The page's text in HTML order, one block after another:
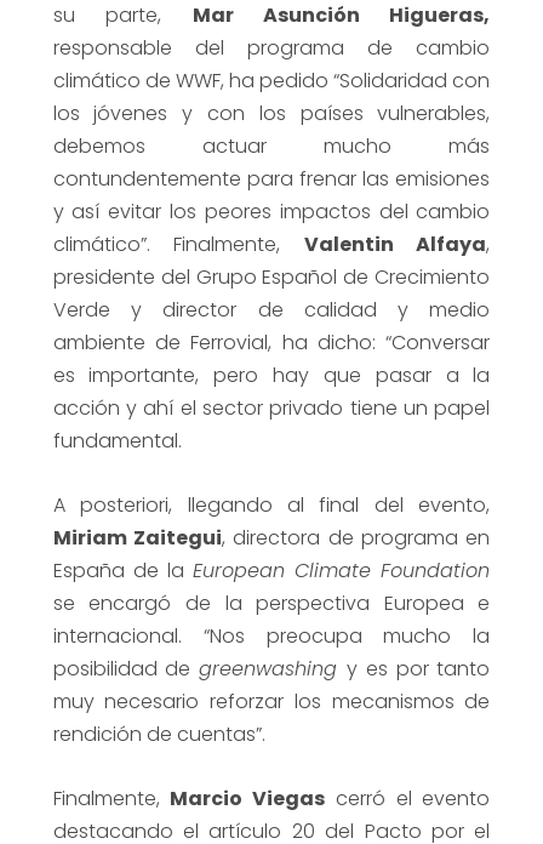
su parte, Mar Asunción Higueras,
responsable del programa de cambio
climático de WWF, ha pedido “Solidaridad con
los jóvenes y con los países vulnerables,
debemos actuar mucho más
contundentemente para frenar las emisiones
y así evitar los peores impactos del cambio
climático”. Finalmente, Valentin Alfaya,
presidente del Grupo Español de Crecimiento
Verde y director de calidad y medio
ambiente de Ferrovial, ha dicho: “Conversar
es importante, pero hay que pasar a la
acción y ahí el sector privado tiene un papel
fundamental.
A posteriori, llegando al final del evento,
Miriam Zaitegui, directora de programa en
España de laEuropean Climate Foundation
se encargó de la perspectiva Europea e
internacional. “Nos preocupa mucho la
posibilidad degreenwashingy es por tanto
muy necesario reforzar los mecanismos de
rendición de cuentas”.
Finalmente, Marcio Viegas cerró el evento
destacando el artículo 20 del Pacto por el